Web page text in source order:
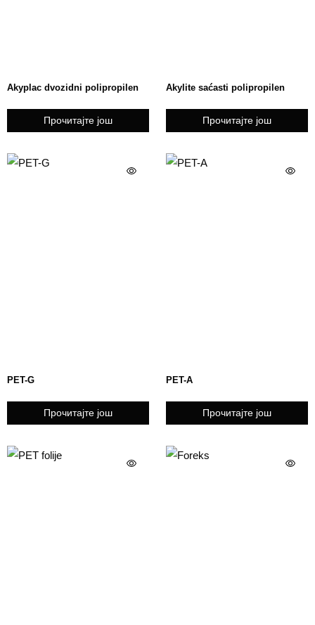
Akyplac dvozidni polipropilen
Прочитајте још
Akylite saćasti polipropilen
Прочитајте још
PET-G
Прочитајте још
PET-A
Прочитајте још